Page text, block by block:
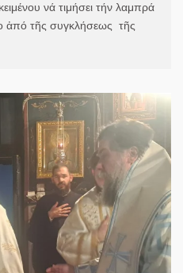
νά τιμήσει τήν λαμπρά
ἀπό τῆς συγκλήσεως τῆ­ς